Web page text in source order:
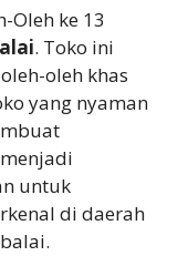
Oleh ke 13
. Toko ini
oleh khas
yang nyaman
untuk
di daerah